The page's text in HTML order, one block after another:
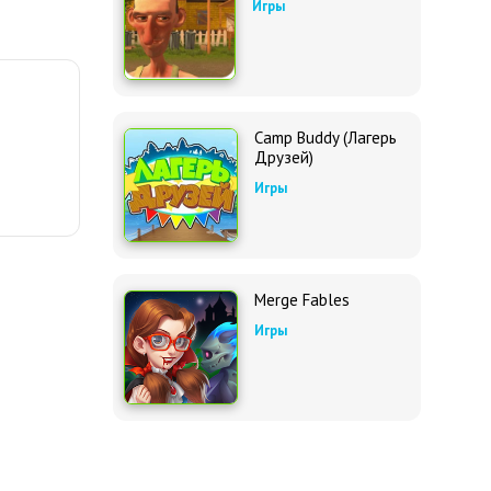
Игры
Camp Buddy (Лагерь
Друзей)
Игры
Merge Fables
Игры